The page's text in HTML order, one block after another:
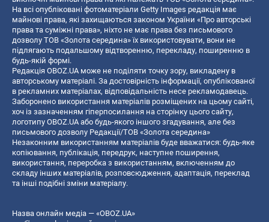
На всі опубліковані фотоматеріали Getty Images редакція має
майнові права, які захищаються законом України «Про авторські
права та суміжні права», ніхто не має права без письмового
дозволу ТОВ «Золота середина» їх використовувати, вони не
підлягають подальшому відтворенню, перекладу, поширенню в
будь-якій формі.
Редакція OBOZ.UA може не поділяти точку зору, викладену в
авторському матеріалі. За достовірність інформації, опублікованої
в рекламних матеріалах, відповідальність несе рекламодавець.
Заборонено використання матеріалів розміщених на цьому сайті,
хоч із зазначенням гіперпосилання на сторінку цього сайту,
логотипу OBOZ.UA або будь-якого іншого згадування, але без
письмового дозволу Редакції/ТОВ «Золота середина»
Незаконним використанням матеріалів буде вважатися: будь-яке
копiювання, публiкацiя, передрук, наступне поширення,
використання, переробка з використанням, включенням до
складу інших матеріалів, розповсюдження, адаптація, переклад
та інші подібні зміни матеріалу.
Назва онлайн медіа — «OBOZ.UA»